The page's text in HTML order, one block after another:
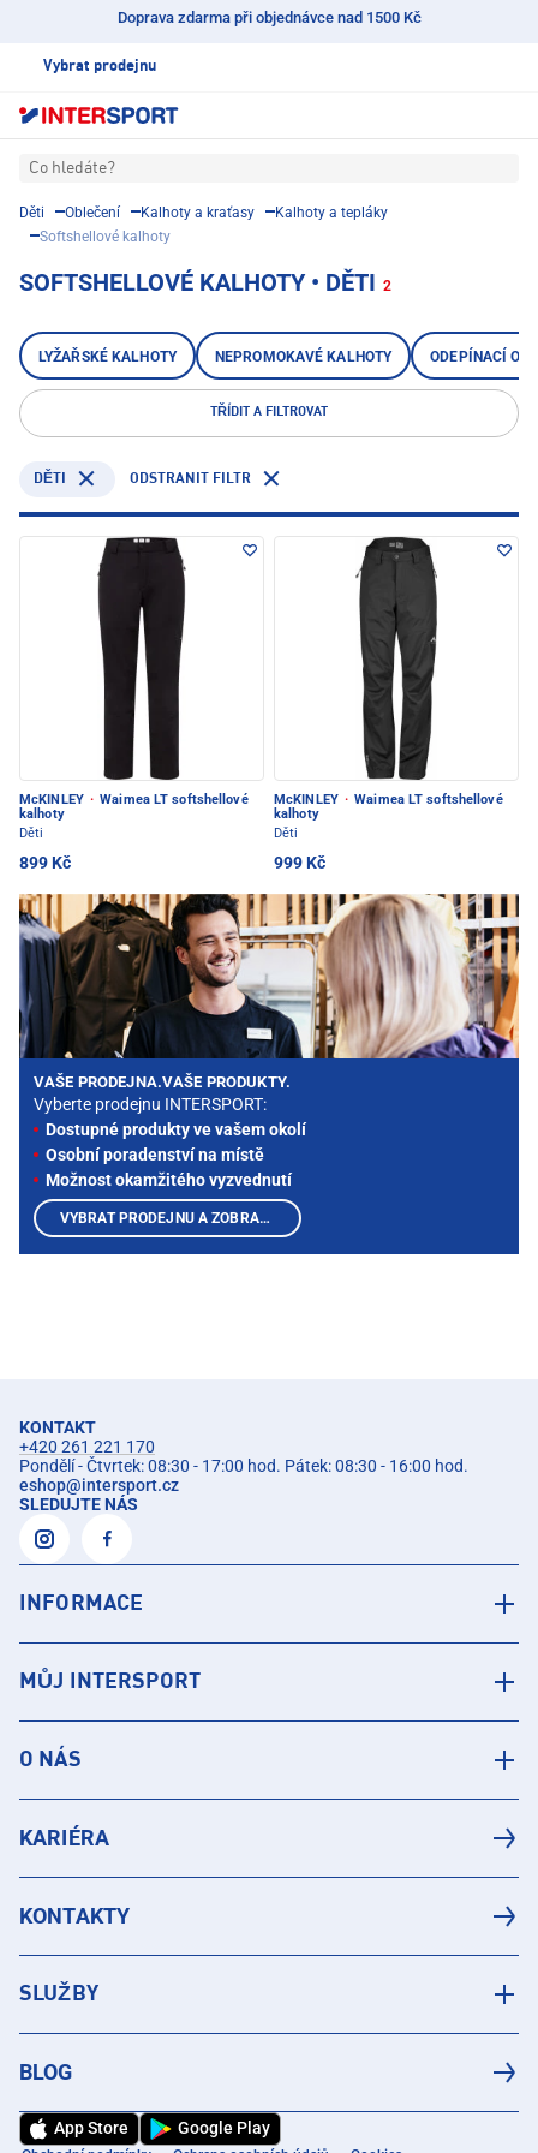
Doprava zdarma při objednávce nad 1500 Kč
Vybrat prodejnu
Co hledáte?
Děti Oblečení Kalhoty a kraťasy
Kalhoty a tepláky
Softshellové kalhoty
SOFTSHELLOVÉ KALHOTY • DĚTI 2
LYŽAŘSKÉ KALHOTY NEPROMOKAVÉ KALHOTY ODEPÍNACÍ
TŘÍDIT A FILTROVAT
DĚTI ODSTRANIT FILTR
McKINLEY · Waimea LT softshellové
kalhoty
Děti
899 Kč
McKINLEY · Waimea LT softshellové
kalhoty
Děti
999 Kč
VAŠE PRODEJNA.VAŠE PRODUKTY.
Vyberte prodejnu INTERSPORT:
Dostupné produkty ve vašem okolí
Osobní poradenství na místě
Možnost okamžitého vyzvednutí
VYBRAT PRODEJNU A ZOBRAZIT PRODUKTY
KONTAKT
+420 261 221 170
Pondělí - Čtvrtek: 08:30 - 17:00 hod. Pátek: 08:30 - 16:00 hod.
eshop@intersport.cz
SLEDUJTE NÁS
INFORMACE
MŮJ INTERSPORT
O NÁS
KARIÉRA
KONTAKTY
SLUŽBY
BLOG
App Store Google Play